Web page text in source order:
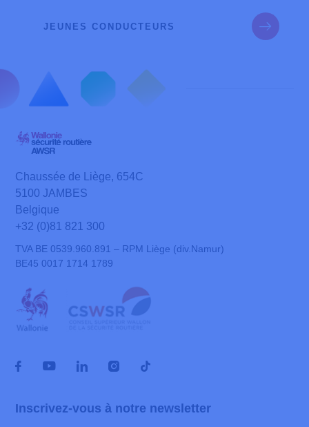
JEUNES CONDUCTEURS
Chaussée de Liège, 654C
5100 JAMBES
Belgique
+32 (0)81 821 300
TVA BE 0539.960.891 – RPM Liège (div.Namur)
BE45 0017 1714 1789
Inscrivez-vous à notre newsletter